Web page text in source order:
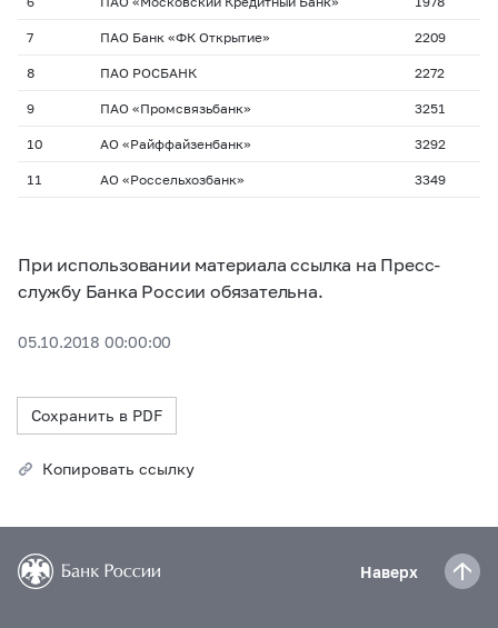
7 ПАО Банк «ФК Открытие» 2209
8 ПАО РОСБАНК 2272
9 ПАО «Промсвязьбанк» 3251
10 АО «Райффайзенбанк» 3292
11 АО «Россельхозбанк» 3349
При использовании материала ссылка на Пресс-
службу Банка России обязательна.
05.10.2018 00:00:00
Сохранить в PDF
Копировать ссылку
Наверх